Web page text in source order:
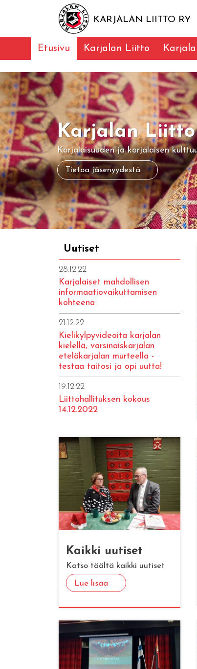
KARJALAN LIITTO RY
Etusivu Karjalan Liitto
Karjalan
Karjalaisuuden ja karjalaisen
Tietoa jäsenyydestä
Uutiset
28.12.22
Karjalaiset mahdollisen
informaatiovaikuttamisen
kohteena
21.12.22
Kielikylpyvideoita karjalan
kielellä, varsinaiskarjalan
eteläkarjalan murteella -
testaa taitosi ja opi uutta!
19.12.22
Liittohallituksen kokous
14.12.2022
Kaik­ki uu­ti­set
Katso täältä kaikki uutiset
Lue lisää